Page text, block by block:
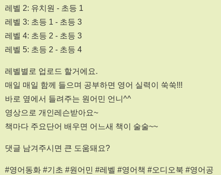
레벨 2: 유치원 - 초등 1
레벨 3: 초등 1 - 초등 3
레벨 4: 초등 2 - 초등 3
레벨 5: 초등 2 - 초등 4
레벨별로 업로드 할거에요.
매일 매일 함께 들으며 공부하면 영어 실력이 쑥쑥!!!
바로 옆에서 들려주는 원어민 언니^^
영상으로 개인레슨받아요~
책마다 주요단어 배우면 어느새 책이 술술~~
댓글 남겨주시면 큰 도움돼요?
#영어동화 #기초 #원어민 #레벨 #영어책 #오디오북 #영어공